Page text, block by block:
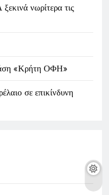
νωρίτερα τις
«Κρήτη ΟΦΗ»
σε επικίνδυνη